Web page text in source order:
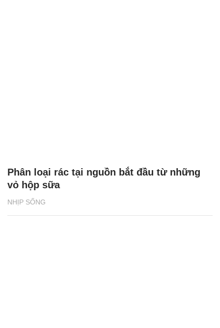
NHỊP SỐNG
Phân loại rác tại nguồn bắt đầu từ những
vỏ hộp sữa